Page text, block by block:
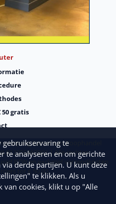
50 gratis
Kamer van Koophandel
| Alle rechten
BTW en exclusief verzendkosten
tot € 50,00.
Ede |Computerwinkel Ede|Laptop kopen
kopen Waalwijk| Computerwinkel Waalwijk|Laptop
Wageningen |Computershop Wageningen |
te
te analyseren en om gerichte
derde partijen. U kunt deze
te klikken. Als u
van cookies, klikt u op "Alle